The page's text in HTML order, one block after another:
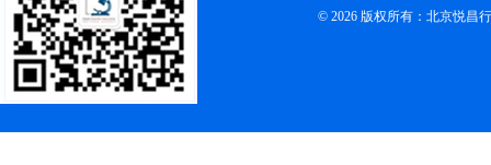
© 2026 版权所有：北京悦昌